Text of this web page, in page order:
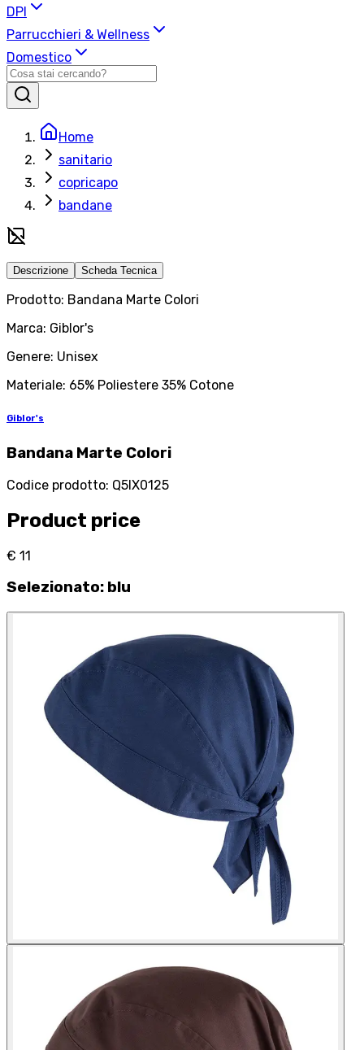
DPI
Parrucchieri & Wellness
Domestico
Home
sanitario
copricapo
bandane
Descrizione Scheda Tecnica
Prodotto: Bandana Marte Colori
Marca: Giblor's
Genere: Unisex
Materiale: 65% Poliestere 35% Cotone
Giblor's
Bandana Marte Colori
Codice prodotto: Q5IX0125
Product price
€ 11
Selezionato: blu